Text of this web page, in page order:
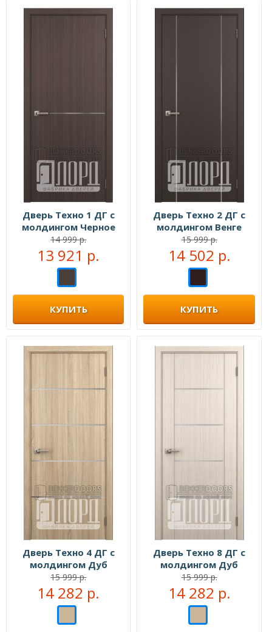
Дверь Техно 1 ДГ с
молдингом Черное
дерево
14 999 р.
13 921 р.
КУПИТЬ
Дверь Техно 2 ДГ с
молдингом Венге
15 999 р.
14 502 р.
КУПИТЬ
Дверь Техно 4 ДГ с
молдингом Дуб
рифленый
15 999 р.
14 282 р.
Дверь Техно 8 ДГ с
молдингом Дуб
рифленый
15 999 р.
14 282 р.